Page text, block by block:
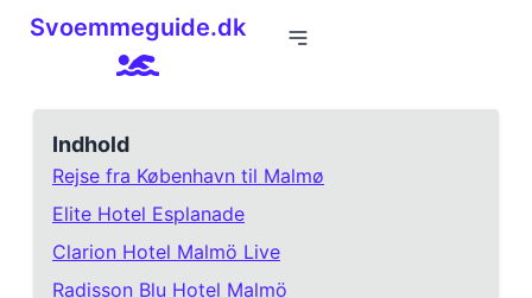
Svoemmeguide.dk
Indhold
Rejse fra København til Malmø
Elite Hotel Esplanade
Clarion Hotel Malmö Live
Radisson Blu Hotel Malmö